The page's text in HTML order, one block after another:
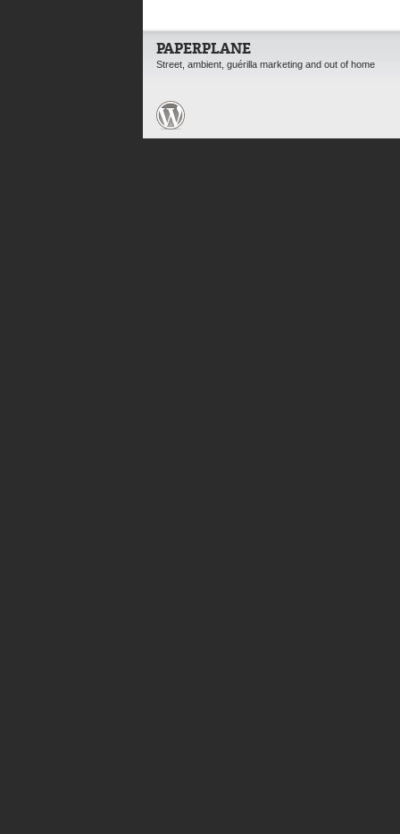
PAPERPLANE
Street, ambient, guérilla marketing and out of home